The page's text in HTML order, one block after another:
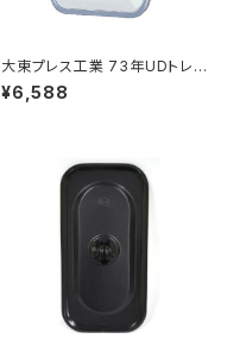
大東プレス工業 73年UDトレー
ラーミラーL013 （P付） DI-52
¥6,588